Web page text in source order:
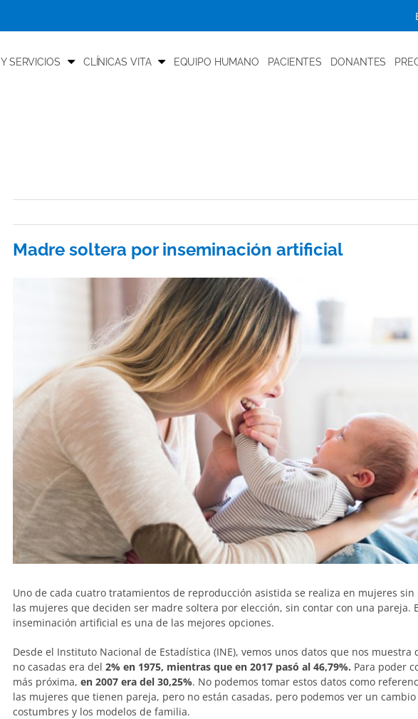
Y SERVICIOS CLÍNICAS VITA EQUIPO HUMANO PACIENTES DONANTES
Madre soltera por inseminación artificial
Uno de cada cuatro tratamientos de reproducción asistida se realiza en mujeres sin
las mujeres que deciden ser madre soltera por elección, sin contar con una pareja.
inseminación artificial es una de las mejores opciones.
Desde el Instituto Nacional de Estadística (INE), vemos unos datos que nos
no casadas era del 2% en 1975, mientras que en 2017 pasó al 46,79%. Para poder
más próxima, en 2007 era del 30,25%. No podemos tomar estos datos como
las mujeres que tienen pareja, pero no están casadas, pero podemos ver un
costumbres y los modelos de familia.